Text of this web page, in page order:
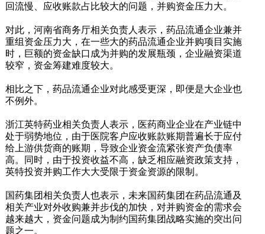
回流慢、应收账款占比较大的问题，并购资金压力大。
对此，河南省商务厅相关负责人表示，药品流通企业兼并
重组资金压力大，在一些大的药品流通企业并购项目实施
时，巨额的资金缺口成为并购的发展瓶颈，企业融资渠道
较窄，资金筹建难度较大。
相比之下，药品流通企业对此感受更深，即便是大企业也
不例外。
浙江英特药业相关负责人表示，医药商业企业在产业链中
处于弱势地位，由于医院客户应收账款账期普遍长于应付
给上游供货商的账期，导致企业资金流紧张资产负债率
高。同时，由于投资收益不高，缺乏相应融资政策支持，
英特投资并购工作大大受限于资金资源的限制。
国药集团相关负责人也表示，未来国药集团在药品流通及
相关产业对外收购兼并步伐的加快，对并购资金的需求会
越来越大，资金问题成为制约国药集团战略实施的突出问
题之一。